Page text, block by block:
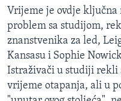
Vrijeme je ovdje
problem sa studijom,
znanstvenika za led,
Kansasu i Sophie
Istraživači u studiji rekli
vrijeme otapanja, ali u